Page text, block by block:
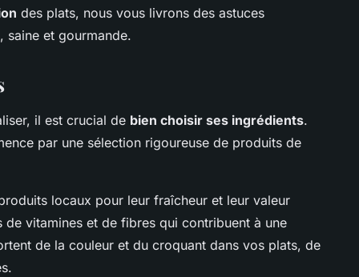
des plats, nous vous livrons des astuces
saine et gourmande.
il est crucial de bien choisir ses ingrédients.
par une sélection rigoureuse de produits de
locaux pour leur fraîcheur et leur valeur
vitamines et de fibres qui contribuent à une
de la couleur et du croquant dans vos plats, de